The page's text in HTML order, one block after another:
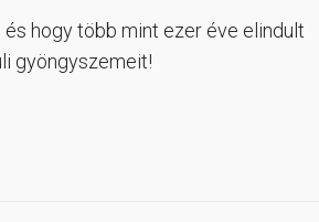
hogy több mint ezer éve elindult
gyöngyszemeit!